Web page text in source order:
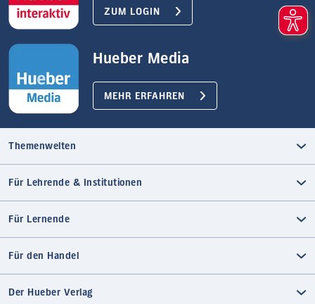
ZUM LOGIN
Hueber Media
MEHR ERFAHREN
Themenwelten
Für Lehrende & Institutionen
Für Lernende
Für den Handel
Der Hueber Verlag